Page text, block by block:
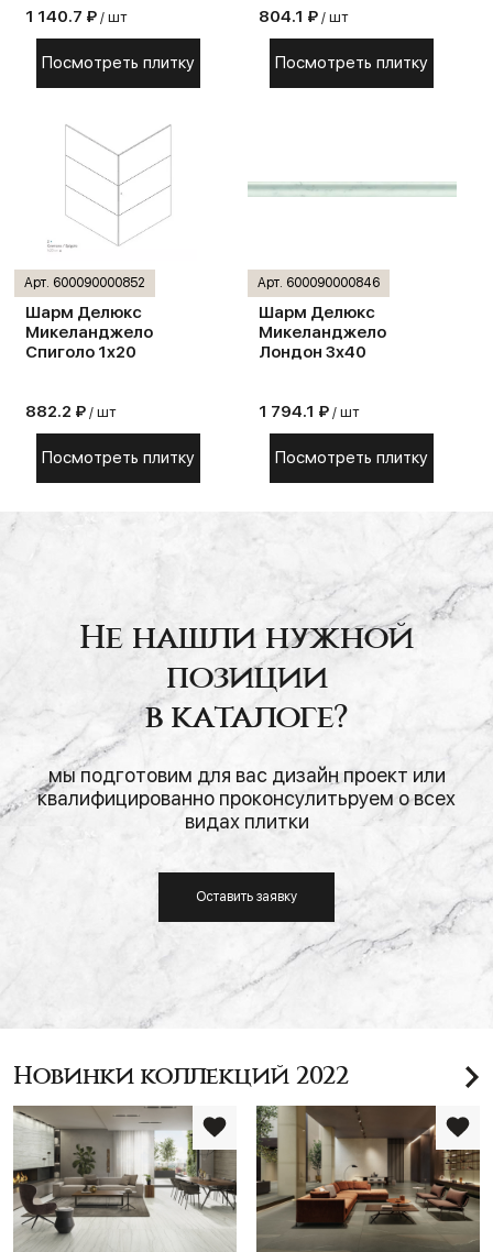
1 140.7 ₽ / шт
Посмотреть плитку
804.1 ₽ / шт
Посмотреть плитку
Арт. 600090000852
Шарм Делюкс
Микеланджело
Спиголо 1х20
882.2 ₽ / шт
Посмотреть плитку
Арт. 600090000846
Шарм Делюкс
Микеланджело
Лондон 3х40
1 794.1 ₽ / шт
Посмотреть плитку
Не нашли нужной
позиции
в каталоге?
мы подготовим для вас дизайн проект или
квалифицированно проконсулитьруем о всех
видах плитки
Оставить заявку
Новинки коллекций 2022